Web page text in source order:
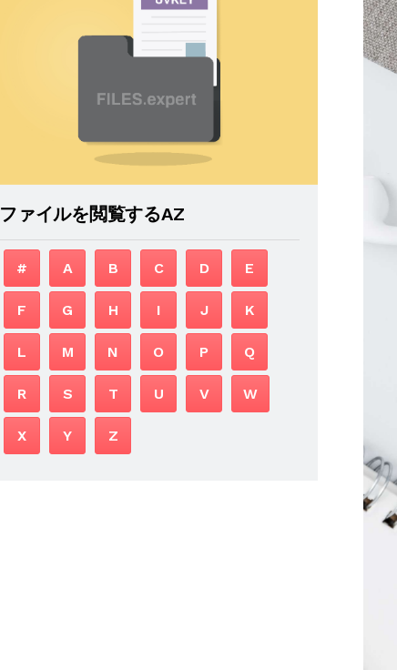
ファイルを閲覧するAZ
# A B C D E
F G H I J K
L M N O P Q
R S T U V W
X Y Z